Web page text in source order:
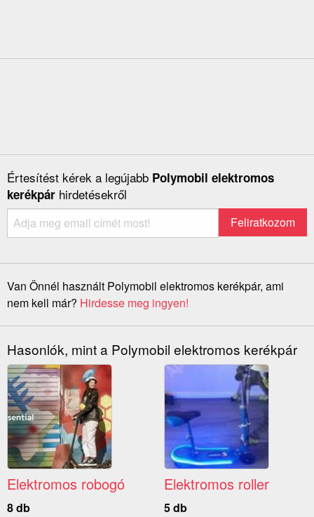
Értesítést kérek a legújabb Polymobil elektromos
kerékpár hirdetésekről
Van Önnél használt Polymobil elektromos kerékpár, ami
nem kell már? Hirdesse meg ingyen!
Hasonlók, mint a Polymobil elektromos kerékpár
Elektromos robogó
8 db
Elektromos roller
5 db